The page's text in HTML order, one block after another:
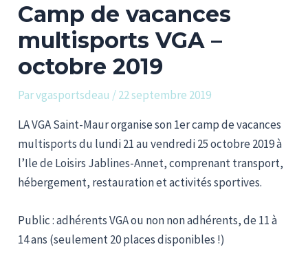
Camp de vacances
multisports VGA –
octobre 2019
Parvgasportsdeau /22 septembre 2019
LA VGA Saint-Maur organise son 1er camp de vacances
multisports du lundi 21 au vendredi 25 octobre 2019 à
l’Ile de Loisirs Jablines-Annet, comprenant transport,
hébergement, restauration et activités sportives.
Public : adhérents VGA ou non non adhérents, de 11 à
14 ans (seulement 20 places disponibles !)